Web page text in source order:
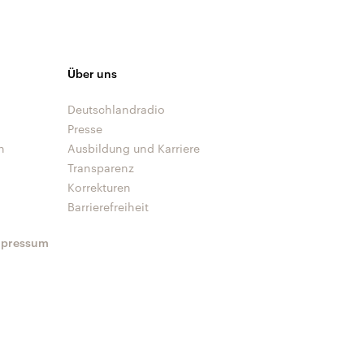
Über uns
Deutschlandradio
Presse
Ausbildung und Karriere
Transparenz
Korrekturen
Barrierefreiheit